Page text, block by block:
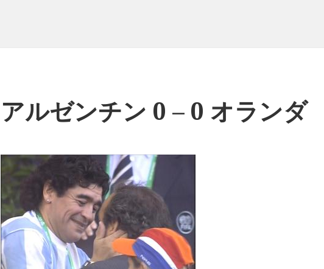
アルゼンチン 0 – 0 オランダ